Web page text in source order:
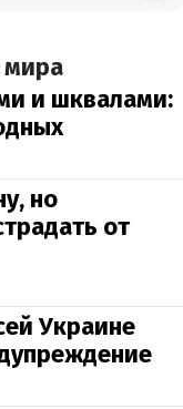
мира
и шквалами:
но
от
Украине